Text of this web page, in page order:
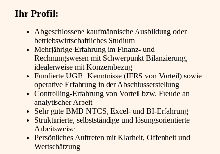
Ihr Profil:
Abgeschlossene kaufmännische Ausbildung oder
betriebswirtschaftliches Studium
Mehrjährige Erfahrung im Finanz- und
Rechnungswesen mit Schwerpunkt Bilanzierung,
idealerweise mit Konzernbezug
Fundierte UGB- Kenntnisse (IFRS von Vorteil) sowie
operative Erfahrung in der Abschlusserstellung
Controlling-Erfahrung von Vorteil bzw. Freude an
analytischer Arbeit
Sehr gute BMD NTCS, Excel- und BI-Erfahrung
Strukturierte, selbstständige und lösungsorientierte
Arbeitsweise
Persönliches Auftreten mit Klarheit, Offenheit und
Wertschätzung